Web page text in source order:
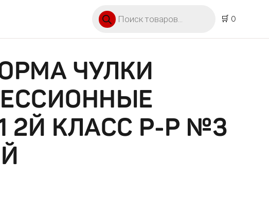
🛒 0
ЧУЛКИ
2Й КЛАСС Р-Р №3